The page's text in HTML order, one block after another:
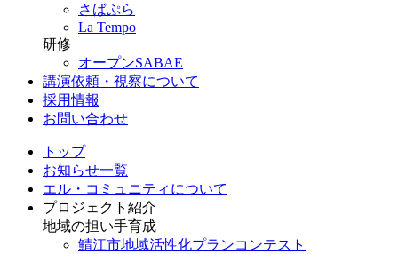
さばぷら
La Tempo
研修
オープンSABAE
講演依頼・視察について
採用情報
お問い合わせ
トップ
お知らせ一覧
エル・コミュニティについて
プロジェクト紹介
地域の担い手育成
鯖江市地域活性化プランコンテスト